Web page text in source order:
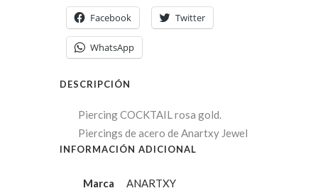
Facebook Twitter
WhatsApp
DESCRIPCIÓN
Piercing COCKTAIL rosa gold.
Piercings de acero de Anartxy Jewel
INFORMACIÓN ADICIONAL
Marca ANARTXY